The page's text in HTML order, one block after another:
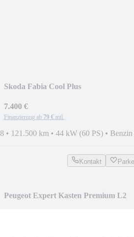
Skoda Fabia Cool Plus
7.400 €
Finanzierung ab 79 € mtl.
• 121.500 km • 44 kW (60 PS) • Benzin
Kontakt
Peugeot Expert Kasten Premium L2